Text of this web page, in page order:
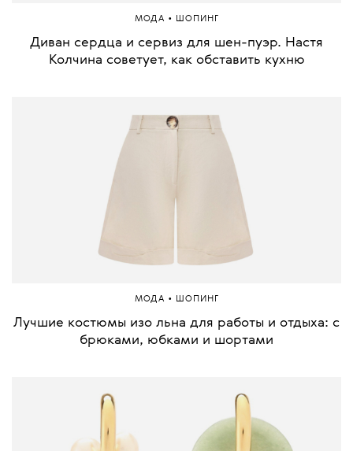
МОДА • ШОПИНГ
Диван сердца и сервиз для шен-пуэр. Настя
Колчина советует, как обставить кухню
МОДА • ШОПИНГ
Лучшие костюмы изо льна для работы и отдыха: с
брюками, юбками и шортами